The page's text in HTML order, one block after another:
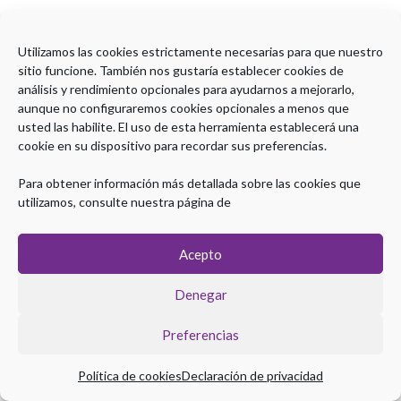
Utilizamos las cookies estrictamente necesarias para que nuestro
sitio funcione. También nos gustaría establecer cookies de
análisis y rendimiento opcionales para ayudarnos a mejorarlo,
aunque no configuraremos cookies opcionales a menos que
usted las habilite. El uso de esta herramienta establecerá una
cookie en su dispositivo para recordar sus preferencias.
Para obtener información más detallada sobre las cookies que
utilizamos, consulte nuestra página de
Acepto
Denegar
Preferencias
Política de cookiesDeclaración de privacidad
Copyright © 2026 Plataforma Postgrado SEPD
Coordinación Técnica